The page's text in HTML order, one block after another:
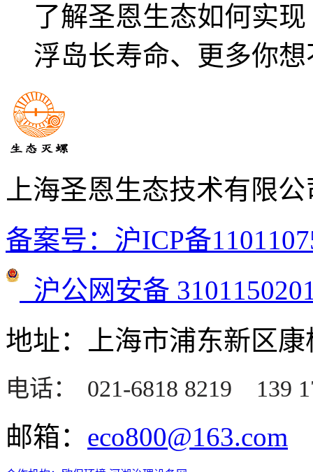
了解圣恩生态如何实现
浮岛长寿命、更多你
上海圣恩生态技术有限
备案号：沪ICP备
沪公网安备
地址：上海市浦东新区康
电话： 021-6818 8219 139
邮箱： eco800@163.com